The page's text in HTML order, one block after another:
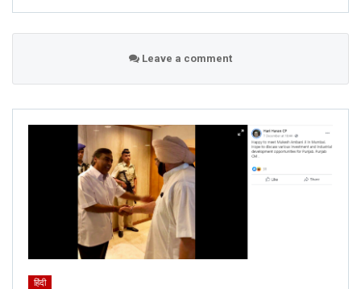
Leave a comment
हिंदी